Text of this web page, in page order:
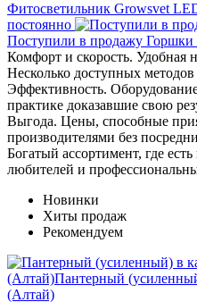
Фитосветильник Growsvet
постоянно
Поступили в продажу Горшки
Комфорт и скорость. Удобная
Несколько доступных
Эффективность.
практике доказавшие свою
Выгода. Цены, способные
производителями без
Богатый ассортимент, где
любителей и
Новинки
Хиты продаж
Рекомендуем